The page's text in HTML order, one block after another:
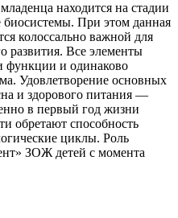
находится на стадии
При этом данная
колоссально важной для
развития. Все элементы
функции и одинаково
Удовлетворение основных
и здорового питания —
в первый год жизни
обретают способность
циклы. Роль
ЗОЖ детей с момента